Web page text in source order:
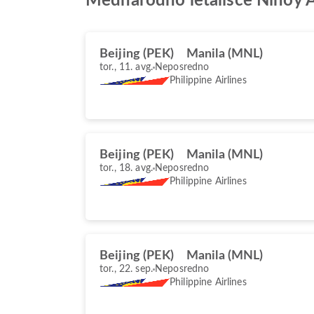
Beijing (PEK) Manila (MNL)
tor., 11. avg. Neposredno
Philippine Airlines
Beijing (PEK) Manila (MNL)
tor., 18. avg. Neposredno
Philippine Airlines
Beijing (PEK) Manila (MNL)
tor., 22. sep. Neposredno
Philippine Airlines